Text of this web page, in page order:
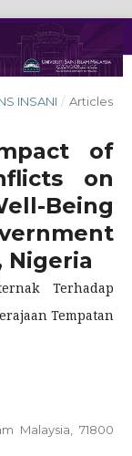
INSANI / Articles
of
on
Being
Nigeria
Terhadap
Tempatan
Malaysia, 71800